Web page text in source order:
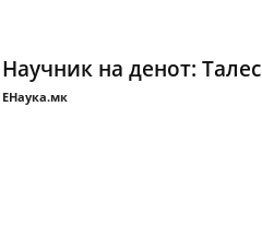
Научник на денот: Талес
ЕНаука.мк